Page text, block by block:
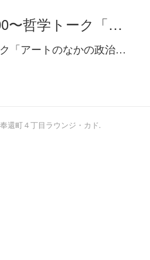
〜哲学トーク「…
「アートのなかの政治…
奉還町４丁目ラウンジ・カド.